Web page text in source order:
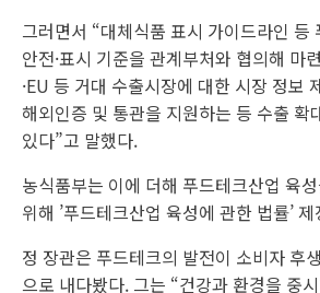
그러면서 “대체식품 표시 가이드라인 등
안전·표시 기준을 관계부처와 협의해 마
·EU 등 거대 수출시장에 대한 시장 정보
해외인증 및 통관을 지원하는 등 수출 확
있다”고 말했다.
농식품부는 이에 더해 푸드테크산업 육
위해 ’푸드테크산업 육성에 관한 법률’
정 장관은 푸드테크의 발전이 소비자 후
으로 내다봤다. 그는 “건강과 환경을 중